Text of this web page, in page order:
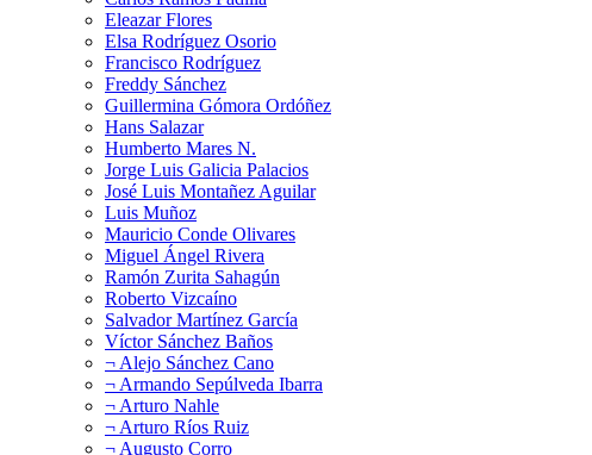
Eleazar Flores
Elsa Rodríguez Osorio
Francisco Rodríguez
Freddy Sánchez
Guillermina Gómora Ordóñez
Hans Salazar
Humberto Mares N.
Jorge Luis Galicia Palacios
José Luis Montañez Aguilar
Luis Muñoz
Mauricio Conde Olivares
Miguel Ángel Rivera
Ramón Zurita Sahagún
Roberto Vizcaíno
Salvador Martínez García
Víctor Sánchez Baños
¬ Alejo Sánchez Cano
¬ Armando Sepúlveda Ibarra
¬ Arturo Nahle
¬ Arturo Ríos Ruiz
¬ Augusto Corro